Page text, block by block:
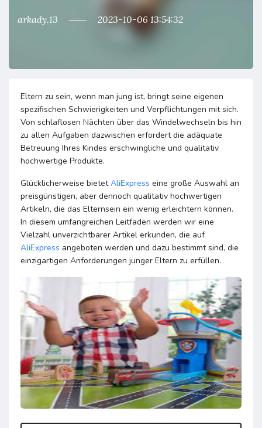
arkady.13 2023-10-06 13:54:32
Eltern zu sein, wenn man jung ist, bringt seine eigenen
spezifischen Schwierigkeiten und Verpflichtungen mit sich.
Von schlaflosen Nächten über das Windelwechseln bis hin
zu allen Aufgaben dazwischen erfordert die adäquate
Betreuung Ihres Kindes erschwingliche und qualitativ
hochwertige Produkte.
Glücklicherweise bietetAliExpress eine große Auswahl an
preisgünstigen, aber dennoch qualitativ hochwertigen
Artikeln, die das Elternsein ein wenig erleichtern können.
In diesem umfangreichen Leitfaden werden wir eine
Vielzahl unverzichtbarer Artikel erkunden, die auf
AliExpress angeboten werden und dazu bestimmt sind, die
einzigartigen Anforderungen junger Eltern zu erfüllen.